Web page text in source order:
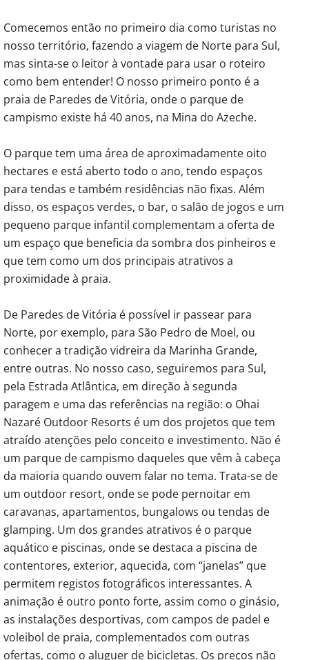
Comecemos então no primeiro dia como turistas no
nosso território, fazendo a viagem de Norte para Sul,
mas sinta-se o leitor à vontade para usar o roteiro
como bem entender! O nosso primeiro ponto é a
praia de Paredes de Vitória, onde o parque de
campismo existe há 40 anos, na Mina do Azeche.
O parque tem uma área de aproximadamente oito
hectares e está aberto todo o ano, tendo espaços
para tendas e também residências não fixas. Além
disso, os espaços verdes, o bar, o salão de jogos e um
pequeno parque infantil complementam a oferta de
um espaço que beneficia da sombra dos pinheiros e
que tem como um dos principais atrativos a
proximidade à praia.
De Paredes de Vitória é possível ir passear para
Norte, por exemplo, para São Pedro de Moel, ou
conhecer a tradição vidreira da Marinha Grande,
entre outras. No nosso caso, seguiremos para Sul,
pela Estrada Atlântica, em direção à segunda
paragem e uma das referências na região: o Ohai
Nazaré Outdoor Resorts é um dos projetos que tem
atraído atenções pelo conceito e investimento. Não é
um parque de campismo daqueles que vêm à cabeça
da maioria quando ouvem falar no tema. Trata-se de
um outdoor resort, onde se pode pernoitar em
caravanas, apartamentos, bungalows ou tendas de
glamping. Um dos grandes atrativos é o parque
aquático e piscinas, onde se destaca a piscina de
contentores, exterior, aquecida, com “janelas” que
permitem registos fotográficos interessantes. A
animação é outro ponto forte, assim como o ginásio,
as instalações desportivas, com campos de padel e
voleibol de praia, complementados com outras
ofertas, como o aluguer de bicicletas. Os preços não